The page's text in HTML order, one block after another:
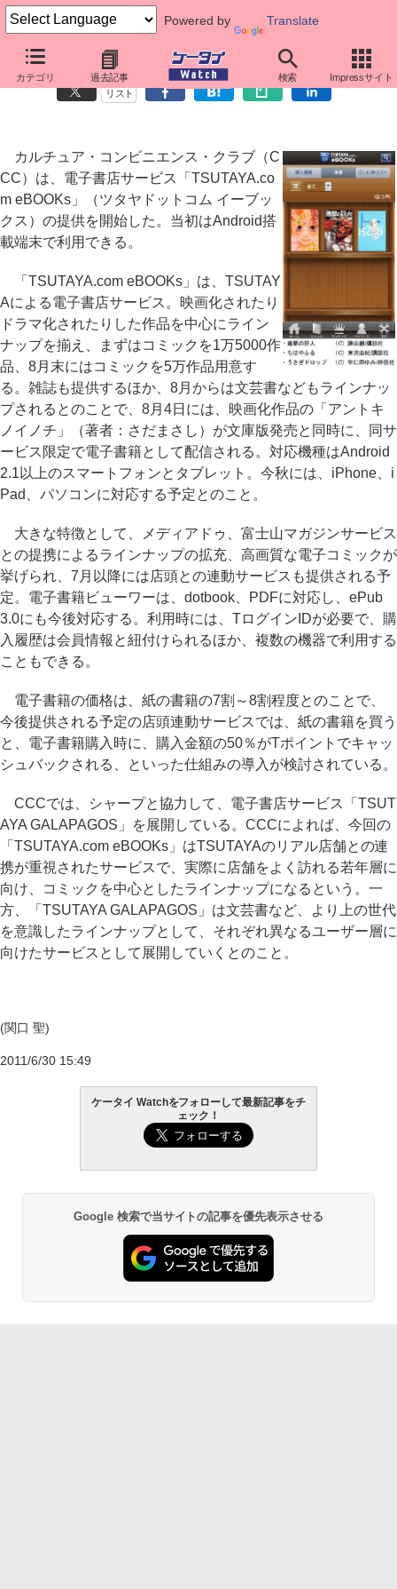
Powered by Translate
カテゴリ 過去記事 検索 Impressサイト
リアル店舗との連携も視野、「TSUTAYA.com eBOOKs」
リスト
カルチュア・コンビニエンス・クラブ（C
CC）は、電子書店サービス「TSUTAYA.co
m eBOOKs」（ツタヤドットコム イーブッ
クス）の提供を開始した。当初はAndroid搭
載端末で利用できる。
「TSUTAYA.com eBOOKs」は、TSUTAY
Aによる電子書店サービス。映画化されたり
ドラマ化されたりした作品を中心にライン
ナップを揃え、まずはコミックを1万5000作
品、8月末にはコミックを5万作品用意す
る。雑誌も提供するほか、8月からは文芸書などもラインナッ
プされるとのことで、8月4日には、映画化作品の「アントキ
ノイノチ」（著者：さだまさし）が文庫版発売と同時に、同サ
ービス限定で電子書籍として配信される。対応機種はAndroid
2.1以上のスマートフォンとタブレット。今秋には、iPhone、i
Pad、パソコンに対応する予定とのこと。
大きな特徴として、メディアドゥ、富士山マガジンサービス
との提携によるラインナップの拡充、高画質な電子コミックが
挙げられ、7月以降には店頭との連動サービスも提供される予
定。電子書籍ビューワーは、dotbook、PDFに対応し、ePub
3.0にも今後対応する。利用時には、TログインIDが必要で、購
入履歴は会員情報と紐付けられるほか、複数の機器で利用する
こともできる。
電子書籍の価格は、紙の書籍の7割～8割程度とのことで、
今後提供される予定の店頭連動サービスでは、紙の書籍を買う
と、電子書籍購入時に、購入金額の50％がTポイントでキャッ
シュバックされる、といった仕組みの導入が検討されている。
CCCでは、シャープと協力して、電子書店サービス「TSUT
AYA GALAPAGOS」を展開している。CCCによれば、今回の
「TSUTAYA.com eBOOKs」はTSUTAYAのリアル店舗との連
携が重視されたサービスで、実際に店舗をよく訪れる若年層に
向け、コミックを中心としたラインナップになるという。一
方、「TSUTAYA GALAPAGOS」は文芸書など、より上の世代
を意識したラインナップとして、それぞれ異なるユーザー層に
向けたサービスとして展開していくとのこと。
(関口 聖)
2011/6/30 15:49
ケータイ Watchをフォローして最新記事をチ
ェック！
Google 検索で当サイトの記事を優先表示させる